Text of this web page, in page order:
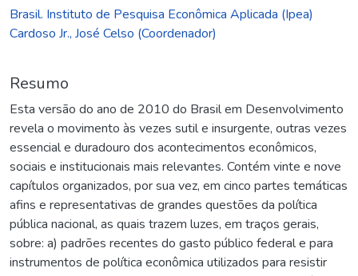
Brasil. Instituto de Pesquisa Econômica Aplicada (Ipea)
Cardoso Jr., José Celso (Coordenador)
Resumo
Esta versão do ano de 2010 do Brasil em Desenvolvimento
revela o movimento às vezes sutil e insurgente, outras vezes
essencial e duradouro dos acontecimentos econômicos,
sociais e institucionais mais relevantes. Contém vinte e nove
capítulos organizados, por sua vez, em cinco partes temáticas
afins e representativas de grandes questões da política
pública nacional, as quais trazem luzes, em traços gerais,
sobre: a) padrões recentes do gasto público federal e para
instrumentos de política econômica utilizados para resistir